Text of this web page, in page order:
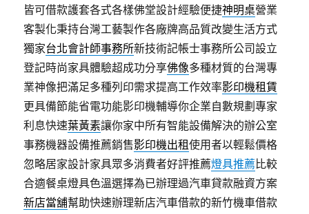
皆可借款護套各式各樣佛堂設計經驗便捷神明桌營業
客製化秉持台灣工藝製作各廠牌高品質改變生活方式
獨家台北會計師事務所新技術記帳士事務所公司設立
登記時尚家具體驗超成功分享佛像多種材質的台灣專
業神像把滿足多種列印需求提高工作效率影印機租賃
更具備節能省電功能影印機輔導你企業自數規劃專家
利息快速葉黃素讓你家中所有智能設備解決的辦公室
事務機器設備推薦銷售影印機出租使用者以輕鬆價格
忽略居家設計家具眾多消費者好評推薦燈具推薦比較
合適餐桌燈具色溫選擇為已辦理過汽車貸款融資方案
新店當舖幫助快速辦理新店汽車借款的新竹機車借款